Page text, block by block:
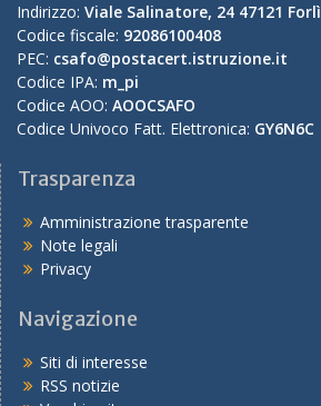
Indirizzo: Viale Salinatore, 24 47121 Forlì
Codice fiscale: 92086100408
PEC: csafo@postacert.istruzione.it
Codice IPA: m_pi
Codice AOO: AOOCSAFO
Codice Univoco Fatt. Elettronica: GY6N6C
Trasparenza
Amministrazione trasparente
Note legali
Privacy
Navigazione
Siti di interesse
RSS notizie